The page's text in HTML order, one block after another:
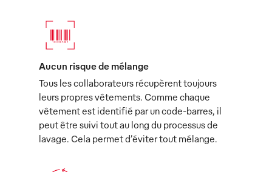
Aucun risque de mélange
Tous les collaborateurs récupèrent toujours
leurs propres vêtements. Comme chaque
vêtement est identifié par un code-barres, il
peut être suivi tout au long du processus de
lavage. Cela permet d’éviter tout mélange.